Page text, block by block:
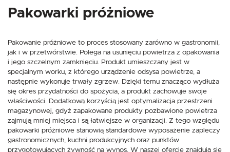
Pakowarki próżniowe
Pakowanie próżniowe to proces stosowany zarówno w gastronomii,
jak i w przetwórstwie. Polega na usunięciu powietrza z opakowania
i jego szczelnym zamknięciu. Produkt umieszczany jest w
specjalnym worku, z którego urządzenie odsysa powietrze, a
następnie wykonuje trwały zgrzew. Dzięki temu znacząco wydłuża
się okres przydatności do spożycia, a produkt zachowuje swoje
właściwości. Dodatkową korzyścią jest optymalizacja przestrzeni
magazynowej, gdyż zapakowane produkty pozbawione powietrza
zajmują mniej miejsca i są łatwiejsze w organizacji. Z tego względu
pakowarki próżniowe stanowią standardowe wyposażenie zapleczy
gastronomicznych, kuchni produkcyjnych oraz punktów
przygotowujących żywność na wynos. W naszej ofercie znajdują się
USTAWIENIA
Szanujemy Twoją prywatność. Możesz zmienić ustawienia cookies
zaakceptować je wszystkie. W dowolnym momencie możesz
zmiany swoich ustawień.
Niezbędne
Niezbędne pliki cookies służą do prawidłowego funkcjonowania strony
Pliki cookies odpowiadają na podejmowane przez Ciebie działania w celu m.in.
dostosowania Twoich ustawień preferencji prywatności, logowania czy
formularzy. Dzięki plikom cookies strona, z której korzystasz, może działać bez
Więcej
polski
Polski złoty (PLN)